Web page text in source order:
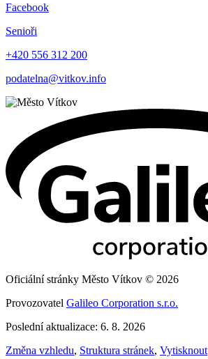
Facebook
Senioři
+420 556 312 200
podatelna@vitkov.info
Oficiální stránky Město Vítkov © 2026
Provozovatel Galileo Corporation s.r.o.
Poslední aktualizace: 6. 8. 2026
Změna vzhledu, Struktura stránek, Vytisknout